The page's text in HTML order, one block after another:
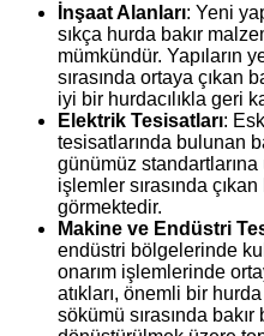
İnşaat Alanları: Yeni
sıkça hurda bakır
mümkündür. Yapıların
sırasında ortaya çıkan
iyi bir hurdacılıkla geri
Elektrik Tesisatları:
tesisatlarında bulunan
günümüz standartlarına
işlemler sırasında
görmektedir.
Makine ve Endüstri
endüstri bölgelerinde
onarım işlemlerinde
atıkları, önemli bir
sökümü sırasında bakır